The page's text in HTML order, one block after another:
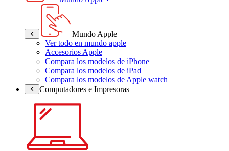
Mundo Apple
Ver todo en mundo apple
Accesorios Apple
Compara los modelos de iPhone
Compara los modelos de iPad
Compara los modelos de Apple watch
Computadores e Impresoras